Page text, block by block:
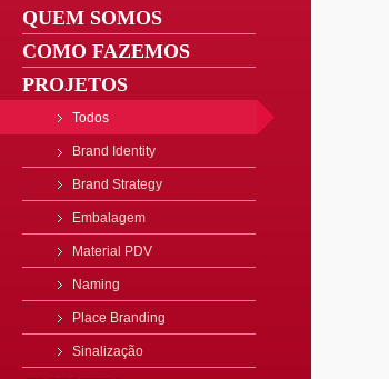
QUEM SOMOS
COMO FAZEMOS
PROJETOS
Todos
Brand Identity
Brand Strategy
Embalagem
Material PDV
Naming
Place Branding
Sinalização